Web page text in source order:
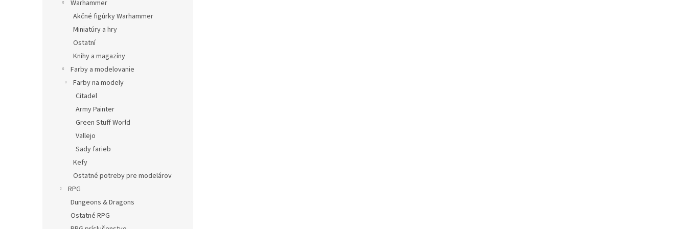
Warhammer
Akčné figúrky Warhammer
Miniatúry a hry
Ostatní
Knihy a magazíny
Farby a modelovanie
Farby na modely
Citadel
Army Painter
Green Stuff World
Vallejo
Sady farieb
Kefy
Ostatné potreby pre modelárov
RPG
Dungeons & Dragons
Ostatné RPG